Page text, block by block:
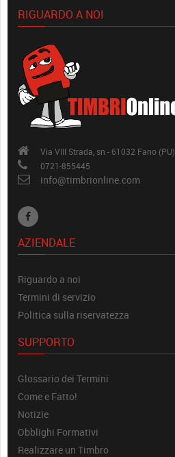
RIGUARDO A NOI
Via VIII Strada, sn - 61032 Fano (PU)
0721-855445
info@timbrionline.com
AZIENDALE
Riguardo a noi
Termini di servizio
Politica sulla riservatezza
SUPPORTO
Glossario dei Termini
Come e Fatto!
Notizie
Obblighi Formativi
Realizzare un Timbro